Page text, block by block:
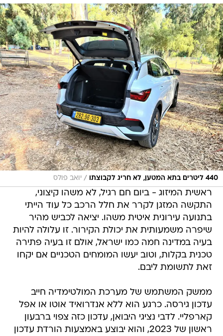
440 ליטרים בתא המטען, לא חריג לקבוצתו / יואב פולס
ראשית המיזוג - ביום חם רגיל, לא משהו קיצוני,
התקשה המזגן לקרר את חלל הרכב כל עוד הייתי
בתנועה עירונית איטית משהו. יציאה לכביש מהיר
שיפרה משמעותית את יכולת הקירור. זו עלולה להיות
בעיה במדינה חמה כמו ישראל, אולם זו בעיה פתירה
טכנית בקלות, וטוב יעשו המומחים הטכניים אם יקחו
זאת לתשומת ליבם.
ממשק המשתמש של מערכת המולטימדיה חייב
עדכון גירסה. כרגע הוא ללא אנדרואיד אוטו או אפל
קארפליי. לדבי נציגי היבואן, עדכון כזה צפוי ברבעון
ראשון של 2023, והוא יבוצע באמצעות הורדת עדכון